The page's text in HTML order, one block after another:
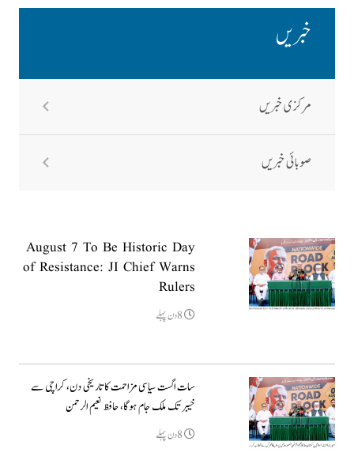
خبریں
مرکزی خبریں
صوبائی خبریں
August 7 To Be Historic Day
of Resistance: JI Chief Warns
Rulers
8دن پہلے
سات اگست سیاسی مزاحمت کا تاریخی دن، کراچی سے
خیبر تک ملک جام ہوگا، حافظ نعیم الرحمن
8دن پہلے